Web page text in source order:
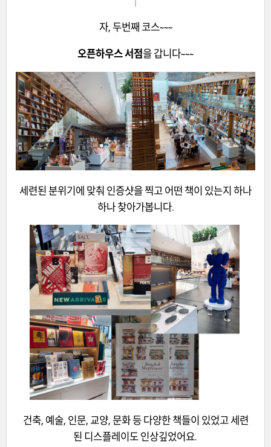
자, 두번째 코스~~~
오픈하우스 서점을 갑니다~~~
세련된 분위기에 맞춰 인증샷을 찍고 어떤 책이 있는지 하나
하나 찾아가봅니다.
건축, 예술, 인문, 교양, 문화 등 다양한 책들이 있었고 세련
된 디스플레이도 인상깊었어요.